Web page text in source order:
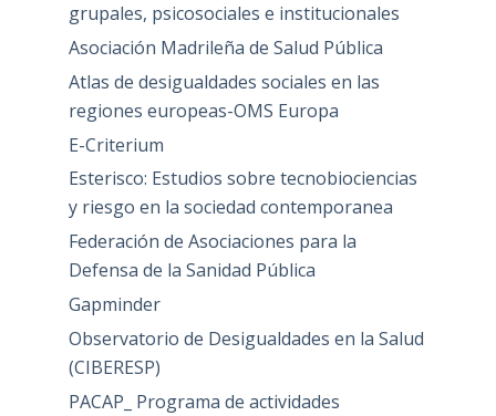
grupales, psicosociales e institucionales
Asociación Madrileña de Salud Pública
Atlas de desigualdades sociales en las
regiones europeas-OMS Europa
E-Criterium
Esterisco: Estudios sobre tecnobiociencias
y riesgo en la sociedad contemporanea
Federación de Asociaciones para la
Defensa de la Sanidad Pública
Gapminder
Observatorio de Desigualdades en la Salud
(CIBERESP)
PACAP_ Programa de actividades